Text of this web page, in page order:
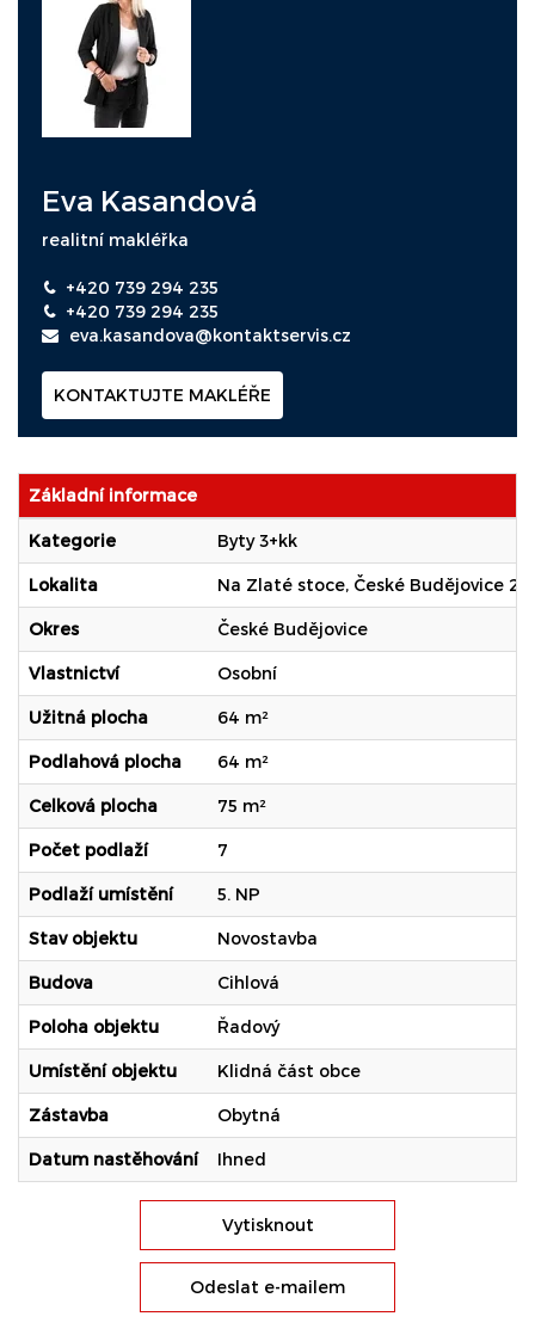
Eva Kasandová
realitní makléřka
+420 739 294 235
+420 739 294 235
eva.kasandova@kontaktservis.cz
KONTAKTUJTE MAKLÉŘE
Základní informace
Kategorie Byty 3+kk
Lokalita Na Zlaté stoce, České Budějovice 2
Okres České Budějovice
Vlastnictví Osobní
Užitná plocha 64 m²
Podlahová plocha 64 m²
Celková plocha 75 m²
Počet podlaží 7
Podlaží umístění 5. NP
Stav objektu Novostavba
Budova Cihlová
Poloha objektu Řadový
Umístění objektu Klidná část obce
Zástavba Obytná
Datum nastěhování Ihned
Vytisknout
Odeslat e-mailem